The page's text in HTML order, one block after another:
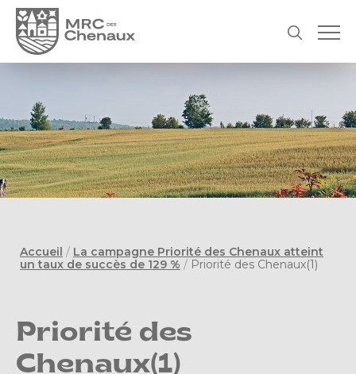
Accueil / La campagne Priorité des Chenaux atteint
un taux de succès de 129 % / Priorité des Chenaux(1)
Priorité des
Chenaux(1)